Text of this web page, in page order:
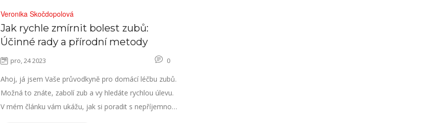
zubním lékařství, a dokonce se dotknu i možností,
které mohou být vhodné pro alergiky. Tak zapojte
zvědavost a pojďme to spolu prozkoumat.
Veronika Skočdopolová
Jak rychle zmírnit bolest zubů:
Účinné rady a přírodní metody
pro, 24 2023 0
Ahoj, já jsem Vaše průvodkyně pro domácí léčbu zubů.
Možná to znáte, zabolí zub a vy hledáte rychlou úlevu.
V mém článku vám ukážu, jak si poradit s nepříjemnou